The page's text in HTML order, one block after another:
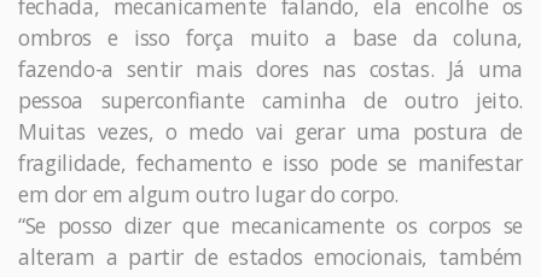
fechada, mecanicamente falando, ela encolhe os
ombros e isso força muito a base da coluna,
fazendo-a sentir mais dores nas costas. Já uma
pessoa superconfiante caminha de outro jeito.
Muitas vezes, o medo vai gerar uma postura de
fragilidade, fechamento e isso pode se manifestar
em dor em algum outro lugar do corpo.
“Se posso dizer que mecanicamente os corpos se
alteram a partir de estados emocionais, também